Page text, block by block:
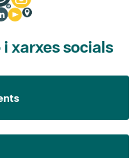
xarxes socials